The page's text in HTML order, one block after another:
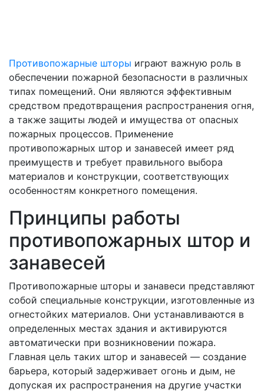
Противопожарные шторы играют важную роль в
обеспечении пожарной безопасности в различных
типах помещений. Они являются эффективным
средством предотвращения распространения огня,
а также защиты людей и имущества от опасных
пожарных процессов. Применение
противопожарных штор и занавесей имеет ряд
преимуществ и требует правильного выбора
материалов и конструкции, соответствующих
особенностям конкретного помещения.
Принципы работы
противопожарных штор и
занавесей
Противопожарные шторы и занавеси представляют
собой специальные конструкции, изготовленные из
огнестойких материалов. Они устанавливаются в
определенных местах здания и активируются
автоматически при возникновении пожара.
Главная цель таких штор и занавесей — создание
барьера, который задерживает огонь и дым, не
допуская их распространения на другие участки